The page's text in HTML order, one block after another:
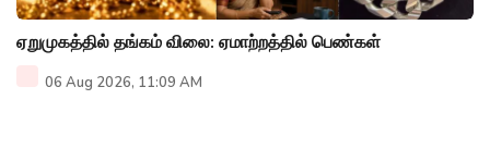
ஏறுமுகத்தில் தங்கம் விலை: ஏமாற்றத்தில் பெண்கள்
06 Aug 2026, 11:09 AM